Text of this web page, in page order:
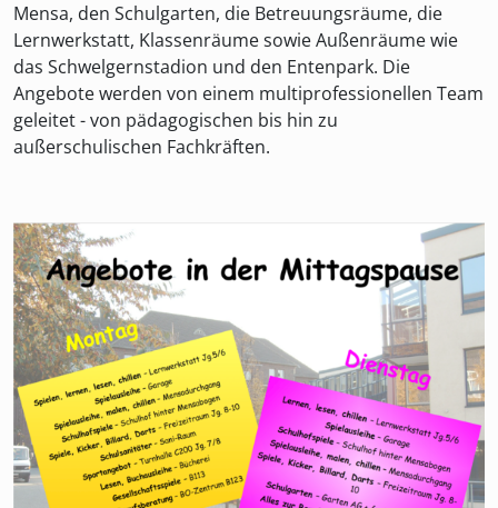
Mensa, den Schulgarten, die Betreuungsräume, die
Lernwerkstatt, Klassenräume sowie Außenräume wie
das Schwelgernstadion und den Entenpark. Die
Angebote werden von einem multiprofessionellen Team
geleitet - von pädagogischen bis hin zu
außerschulischen Fachkräften.